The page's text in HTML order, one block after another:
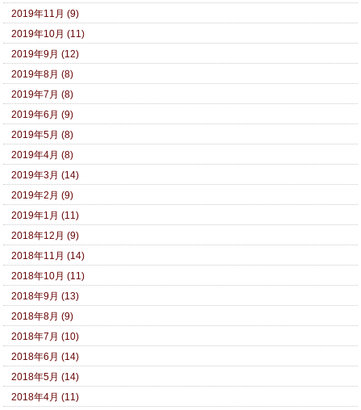
2019年11月 (9)
2019年10月 (11)
2019年9月 (12)
2019年8月 (8)
2019年7月 (8)
2019年6月 (9)
2019年5月 (8)
2019年4月 (8)
2019年3月 (14)
2019年2月 (9)
2019年1月 (11)
2018年12月 (9)
2018年11月 (14)
2018年10月 (11)
2018年9月 (13)
2018年8月 (9)
2018年7月 (10)
2018年6月 (14)
2018年5月 (14)
2018年4月 (11)